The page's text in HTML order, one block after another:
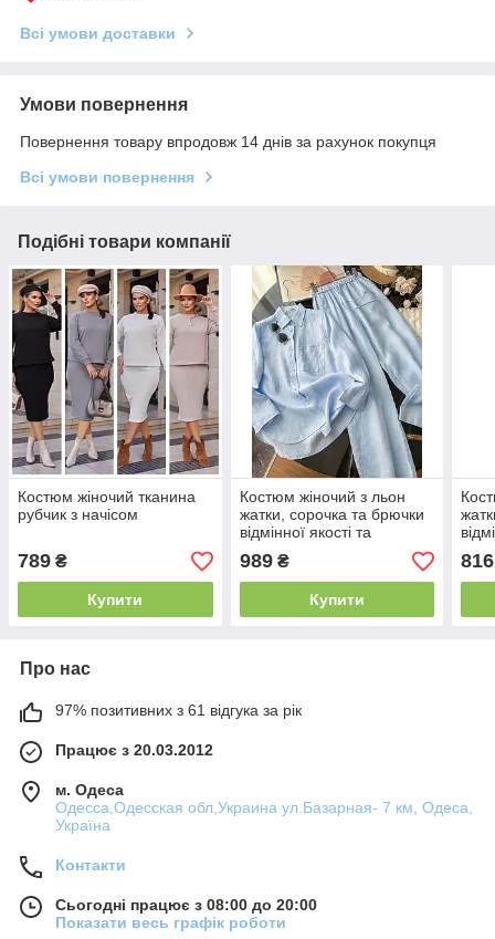
Всі умови доставки
Умови повернення
Повернення товару впродовж 14 днів за рахунок покупця
Всі умови повернення
Подібні товари компанії
Костюм жіночий тканина
рубчик з начісом
789 ₴
Купити
Костюм жіночий з льон
жатки, сорочка та брючки
відмінної якості та
пошиття
989₴
Купити
816
Про нас
97% позитивних з 61 відгука за рік
Працює з 20.03.2012
м. Одеса
Одесса,Одесская обл,Украина ул.Базарная- 7 км, Одеса,
Україна
Контакти
Сьогодні працює з 08:00 до 20:00
Показати весь графік роботи